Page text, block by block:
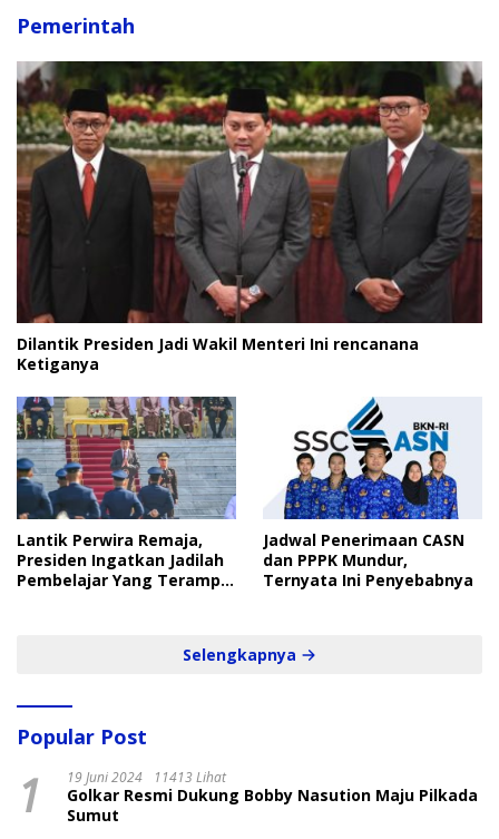
Pemerintah
Dilantik Presiden Jadi Wakil Menteri Ini rencanana
Ketiganya
Lantik Perwira Remaja,
Presiden Ingatkan Jadilah
Pembelajar Yang Terampil
Jadwal Penerimaan CASN
dan PPPK Mundur,
Ternyata Ini Penyebabnya
Selengkapnya
Popular Post
1 19 Juni 2024 11413 Lihat
Golkar Resmi Dukung Bobby Nasution Maju Pilkada
Sumut